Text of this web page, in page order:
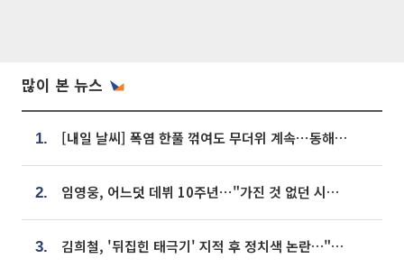
많이 본 뉴스
1. [내일 날씨] 폭염 한풀 꺾여도 무더위 계속⋯동해안 이틀 연속 비
2. 임영웅, 어느덧 데뷔 10주년⋯"가진 것 없던 시절, 내 앞엔 20명의 팬뿐"
3. 김희철, '뒤집힌 태극기' 지적 후 정치색 논란…"좌우 떠나 우리나라 국기"